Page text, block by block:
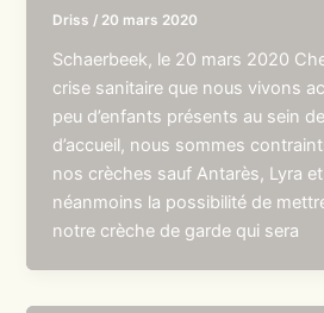
Driss / 20 mars 2020
Schaerbeek, le 20 mars 2020
crise sanitaire que nous vivons
peu d’enfants présents au sein
d’accueil, nous sommes
nos crèches sauf Antarès, Lyra
néanmoins la possibilité de
notre crèche de garde qui sera